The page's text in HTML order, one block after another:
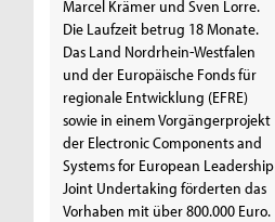
Marcel Krämer und Sven Lorre.
Die Laufzeit betrug 18 Monate.
Das Land Nordrhein-Westfalen
und der Europäische Fonds für
regionale Entwicklung (EFRE)
sowie in einem Vorgängerprojekt
der Electronic Components and
Systems for European Leadership
Joint Undertaking förderten das
Vorhaben mit über 800.000 Euro.